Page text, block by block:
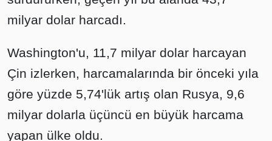
milyar dolar harcadı.
Washington'u, 11,7 milyar dolar harcayan
Çin izlerken, harcamalarında bir önceki yıla
göre yüzde 5,74'lük artış olan Rusya, 9,6
milyar dolarla üçüncü en büyük harcama
yapan ülke oldu.